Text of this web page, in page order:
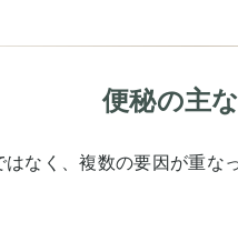
便秘の主
なく、複数の要因が重